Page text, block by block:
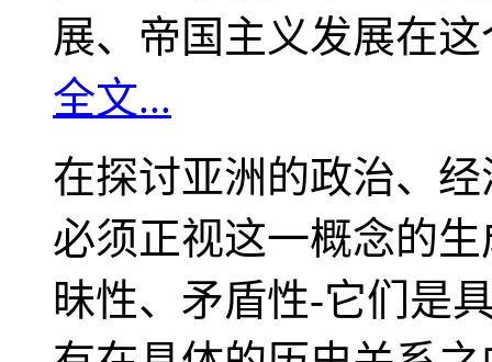
展、帝国主义发展在
全文...
在探讨亚洲的政治、
必须正视这一概念的
昧性、矛盾性-它们是